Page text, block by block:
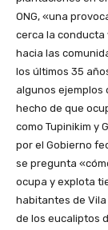
ONG, «una
cerca la conducta
hacia las
los últimos 35
algunos ejemplos
hecho de que
como Tupinikim y
por el Gobierno
se pregunta
ocupa y explota
habitantes de
de los eucaliptos